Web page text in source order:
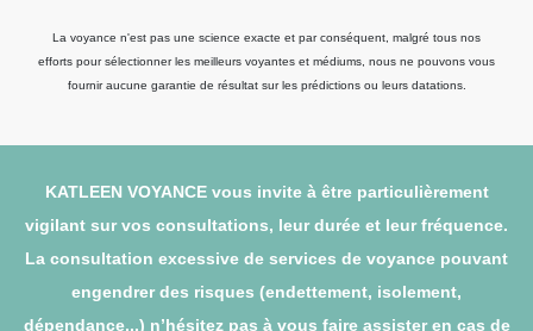
La voyance n'est pas une science exacte et par conséquent, malgré tous nos
efforts pour sélectionner les meilleurs voyantes et médiums, nous ne pouvons vous
fournir aucune garantie de résultat sur les prédictions ou leurs datations.
KATLEEN VOYANCE vous invite à être particulièrement
vigilant sur vos consultations, leur durée et leur fréquence.
La consultation excessive de services de voyance pouvant
engendrer des risques (endettement, isolement,
dépendance...) n’hésitez pas à vous faire assister en cas de